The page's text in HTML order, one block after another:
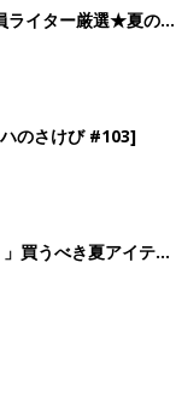
ライター厳選★夏のバ
のさけび #103]
買うべき夏アイテム